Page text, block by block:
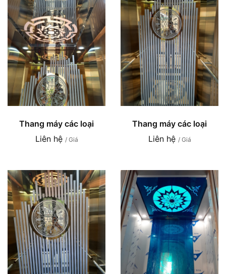
Thang máy các loại
Liên hệ / Giá
Thang máy các loại
Liên hệ / Giá